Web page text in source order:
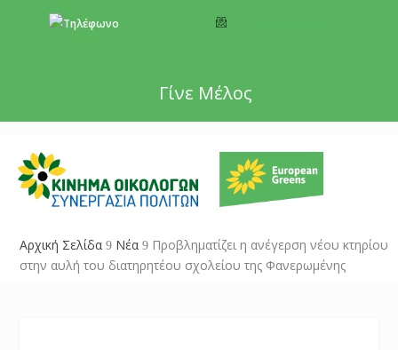
Γίνε Μέλος
Αρχική Σελίδα 9 Νέα 9 Προβληματίζει η ανέγερση νέου κτηρίου
στην αυλή του διατηρητέου σχολείου της Φανερωμένης